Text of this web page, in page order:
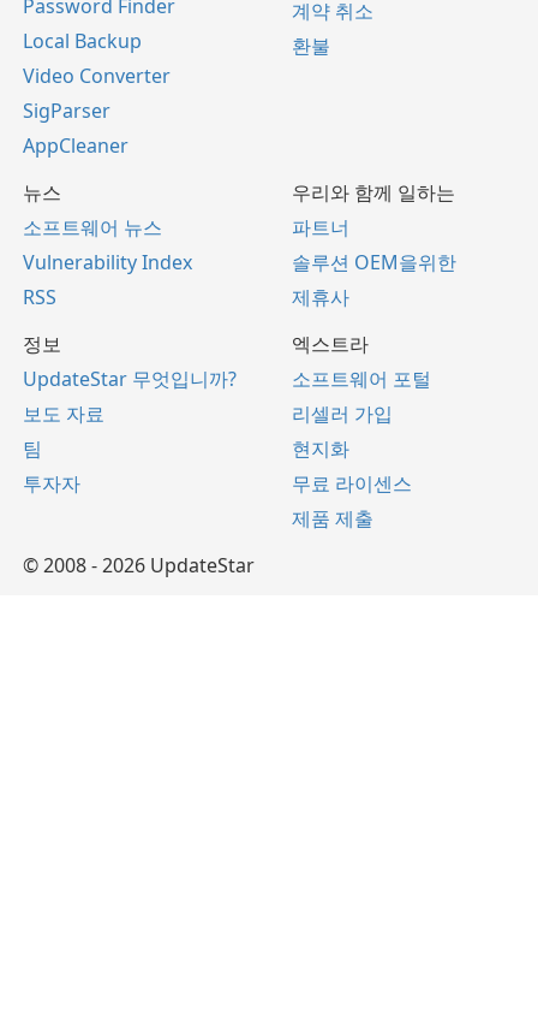
Password Finder
Local Backup
Video Converter
SigParser
AppCleaner
계약 취소
환불
뉴스
소프트웨어 뉴스
Vulnerability Index
RSS
우리와 함께 일하는
파트너
솔루션 OEM을위한
제휴사
정보
UpdateStar 무엇입니까?
보도 자료
팀
투자자
엑스트라
소프트웨어 포털
리셀러 가입
현지화
무료 라이센스
제품 제출
© 2008 - 2026 UpdateStar